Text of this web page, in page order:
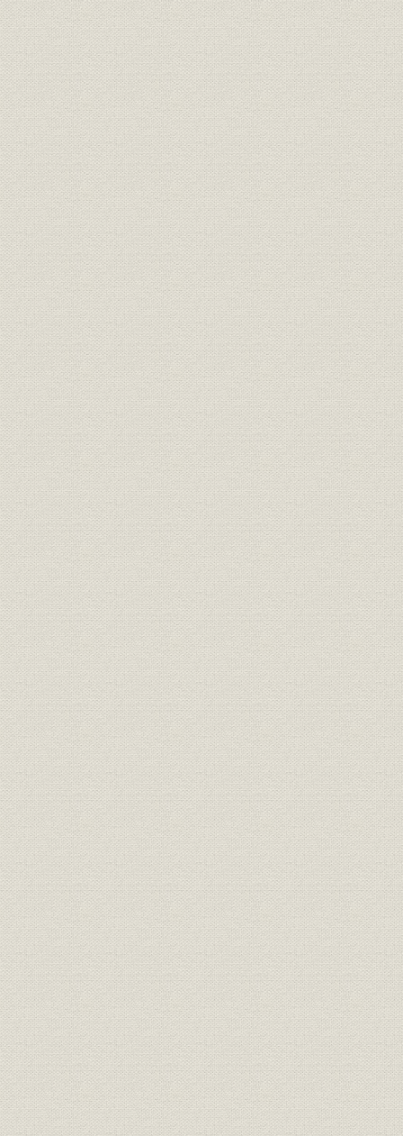
第2節 鉱山部門の分離
第3節 旧工場の拡充整備―第1次及び第2次拡充計画―
第4節 仲町工場の建設(1)―第3次拡充計画の全貌―
第5節 仲町工場の建設(2)―製銑工場700トン溶鉱炉3基の建設―
第6節 仲町工場の建設(3)―製鋼工場150トン平炉5基の新設―
第7節 仲町工場の建設(4)―圧延工場、分塊・中小形・線材設備の
第8節 仲町工場の建設(5)―化工部門その他―
第9節 第3次建設完成後の生産状況
第10節 太平洋戦争下の当所
第11節 藤原査察使と国内原料への切替え
第7章 日本製鉄株式会社時代(II)
第1節 戦災と終戦
第2節 戦後の混乱
第3節 全熔鉱炉休止―八幡製鉄所集中生産―
第4節 賠償指定
第5節 生産再開と復興―コーライトの利用と薄板工場の移設―
第6節 日本製鉄の解体
第8章 富士製鉄株式会社時代
第1節 新会社の発足と当所の位置
第2節 仲町集中と輪西町解体
第3節 生産の飛躍的増大
第4節 第2次設備合理化計画
第5節 連続鋼板工場の建設
第6節 当所の現勢
第7節 北海道資源開発と当所
附 現役員写真・富士製鉄の全貌・社歌・室蘭製鉄所所歌
部門史(資料篇)
第1章 総務部門
第1節 定款・資本
第2節 株主
第3節 職制